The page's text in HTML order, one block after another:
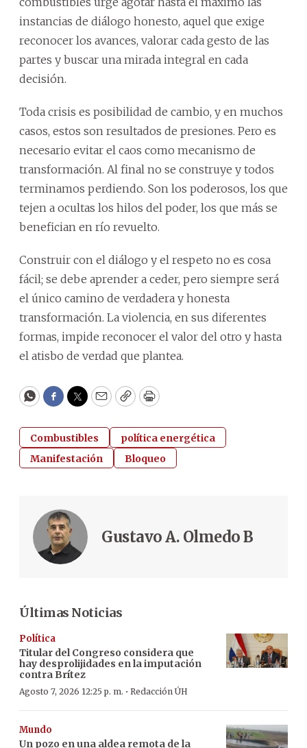
instancias de diálogo honesto, aquel que exige
reconocer los avances, valorar cada gesto de las
partes y buscar una mirada integral en cada
decisión.
Toda crisis es posibilidad de cambio, y en muchos
casos, estos son resultados de presiones. Pero es
necesario evitar el caos como mecanismo de
transformación. Al final no se construye y todos
terminamos perdiendo. Son los poderosos, los que
tejen a ocultas los hilos del poder, los que más se
benefician en río revuelto.
Construir con el diálogo y el respeto no es cosa
fácil; se debe aprender a ceder, pero siempre será
el único camino de verdadera y honesta
transformación. La violencia, en sus diferentes
formas, impide reconocer el valor del otro y hasta
el atisbo de verdad que plantea.
WhatsApp
Facebook
Twitter
EmailCopyPrint
Combustibles
política energética
Manifestación
Bloqueo
Gustavo A. Olmedo B
Últimas Noticias
Política
Titular del Congreso considera que
hay desprolijidades en la imputación
contra Brítez
Agosto 7, 2026 12:25 p. m. · Redacción ÚH
Mundo
Un pozo en una aldea remota de la